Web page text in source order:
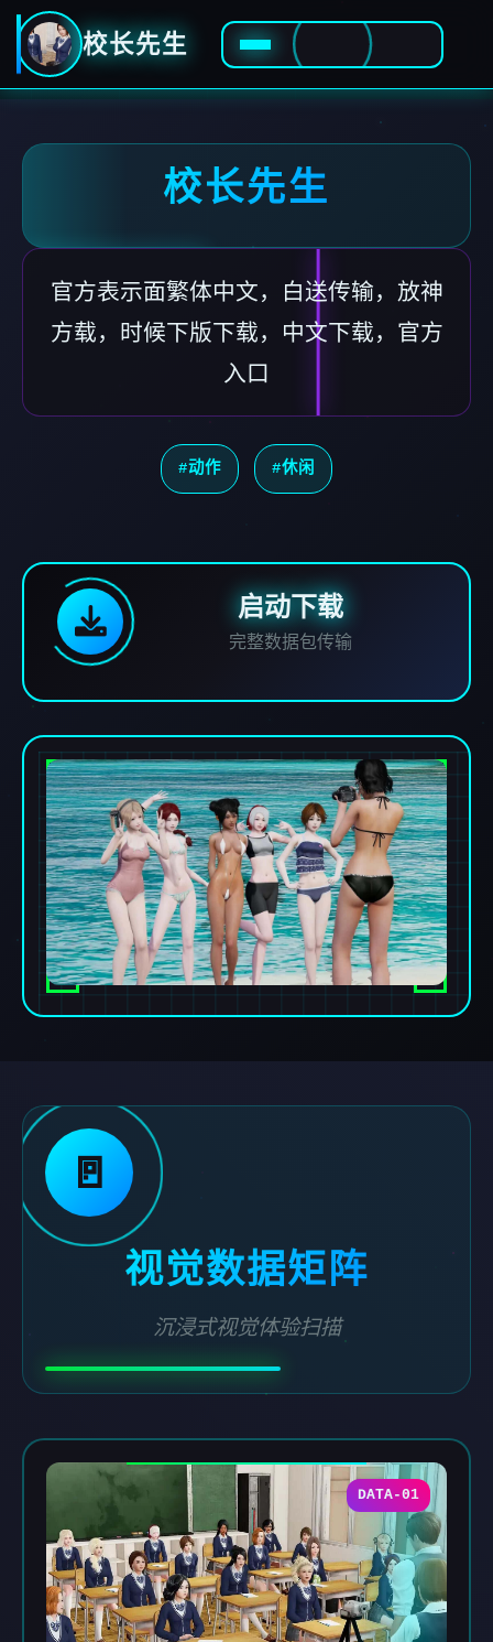
校长先生
校长先生
官方表示面繁体中文，白送传输，放神
方载，时候下版下载，中文下载，官方
入口
#动作 #休闲
启动下载
完整数据包传输
🚪
视觉数据矩阵
沉浸式视觉体验扫描
DATA-01